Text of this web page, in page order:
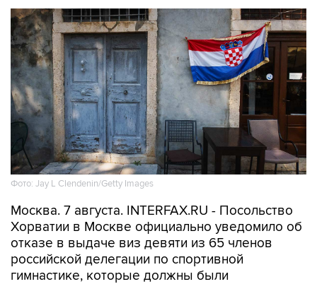
Фото: Jay L Clendenin/Getty Images
Москва. 7 августа. INTERFAX.RU - Посольство
Хорватии в Москве официально уведомило об
отказе в выдаче виз девяти из 65 членов
российской делегации по спортивной
гимнастике, которые должны были